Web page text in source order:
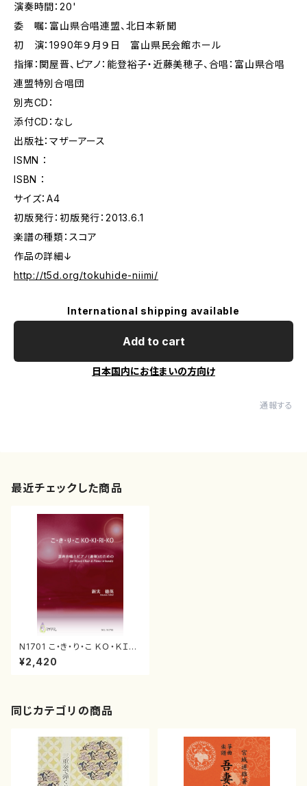
演奏時間：20'
委 嘱：富山県合唱連盟、北日本新聞
初 演：1990年９月９日 富山県民会館ホール
指揮：関屋晋、ピアノ：能登裕子・近藤美穂子、合唱：富山県合唱
連盟特別合唱団
別売CD：
添付CD：なし
出版社：マザーアース
ISMN ：
ISBN ：
サイズ：A4
初版発行：初版発行：2013.6.1
楽譜の種類：スコア
作品の詳細↓
http://t5d.org/tokuhide-niimi/
International shipping available
Add to cart
日本国内にお住まいの方向け
通報する
最近チェックした商品
N1701 こ・き・り・こ ＫＯ・ＫＩ・Ｒ
Ｉ・ＫＯ（混声合唱， ピアノ（連
弾）/新実徳英/楽譜）
¥2,420
同じカテゴリの商品